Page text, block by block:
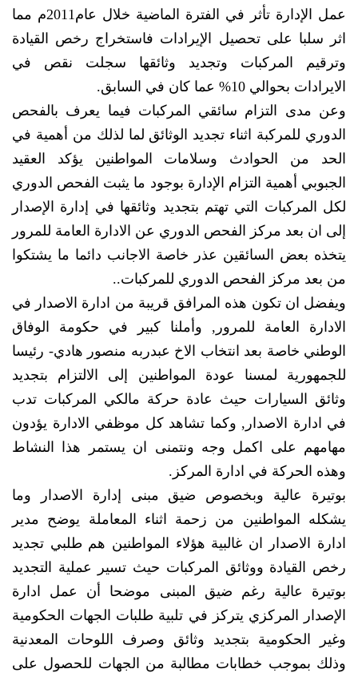
عمل الإدارة تأثر في الفترة الماضية خلال عام2011م مما
اثر سلبا على تحصيل الإيرادات فاستخراج رخص القيادة
وترقيم المركبات وتجديد وثائقها سجلت نقص في
الايرادات بحوالي 10% عما كان في السابق.
وعن مدى التزام سائقي المركبات فيما يعرف بالفحص
الدوري للمركبة اثناء تجديد الوثائق لما لذلك من أهمية في
الحد من الحوادث وسلامات المواطنين يؤكد العقيد
الجبوبي أهمية التزام الإدارة بوجود ما يثبت الفحص الدوري
لكل المركبات التي تهتم بتجديد وثائقها في إدارة الإصدار
إلى ان بعد مركز الفحص الدوري عن الادارة العامة للمرور
يتخذه بعض السائقين عذر خاصة الاجانب دائما ما يشتكوا
من بعد مركز الفحص الدوري للمركبات..
ويفضل ان تكون هذه المرافق قريبة من ادارة الاصدار في
الادارة العامة للمرور, وأملنا كبير في حكومة الوفاق
الوطني خاصة بعد انتخاب الاخ عبدربه منصور هادي- رئيسا
للجمهورية لمسنا عودة المواطنين إلى الالتزام بتجديد
وثائق السيارات حيث عادة حركة مالكي المركبات تدب
في ادارة الاصدار, وكما تشاهد كل موظفي الادارة يؤدون
مهامهم على اكمل وجه ونتمنى ان يستمر هذا النشاط
وهذه الحركة في ادارة المركز.
بوتيرة عالية وبخصوص ضيق مبنى إدارة الاصدار وما
يشكله المواطنين من زحمة اثناء المعاملة يوضح مدير
ادارة الاصدار ان غالبية هؤلاء المواطنين هم طلبي تجديد
رخص القيادة ووثائق المركبات حيث تسير عملية التجديد
بوتيرة عالية رغم ضيق المبنى موضحا أن عمل ادارة
الإصدار المركزي يتركز في تلبية طلبات الجهات الحكومية
وغير الحكومية بتجديد وثائق وصرف اللوحات المعدنية
وذلك بموجب خطابات مطالبة من الجهات للحصول على